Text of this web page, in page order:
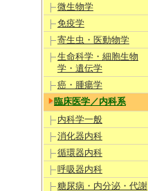
微生物学
免疫学
寄生虫・医動物学
生命科学・細胞生物
学・遺伝学
癌・腫瘍学
臨床医学／内科系
内科学一般
消化器内科
循環器内科
呼吸器内科
糖尿病・内分泌・代謝